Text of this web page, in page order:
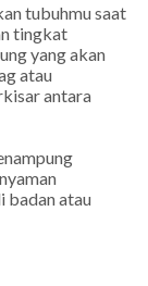
tubuhmu saat
tingkat
yang akan
atau
antara
badan atau